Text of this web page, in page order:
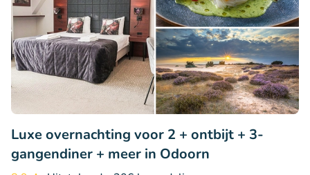
Luxe overnachting voor 2 + ontbijt + 3-
gangendiner + meer in Odoorn